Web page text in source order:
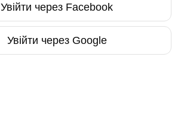
Увійти через Facebook
Увійти через Google